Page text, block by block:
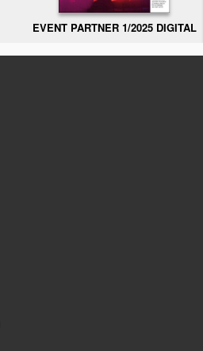
EVENT PARTNER 1/2025 DIGITAL